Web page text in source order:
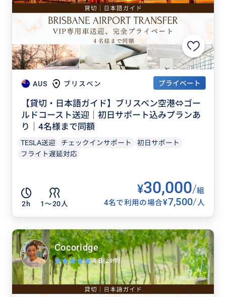
AUS ブリスベン プライベート
【貸切・日本語ガイド】ブリスベン空港⇔ゴー
ルドコースト送迎｜初日サポート込みプランあ
り｜4名様まで同額
TESLA送迎 チェックインサポート
初日サポート
フライト遅延対応
2h 1〜20人
¥30,000/組
4名で利用の場合¥7,500/人
Cocoridge
4.8(29件)